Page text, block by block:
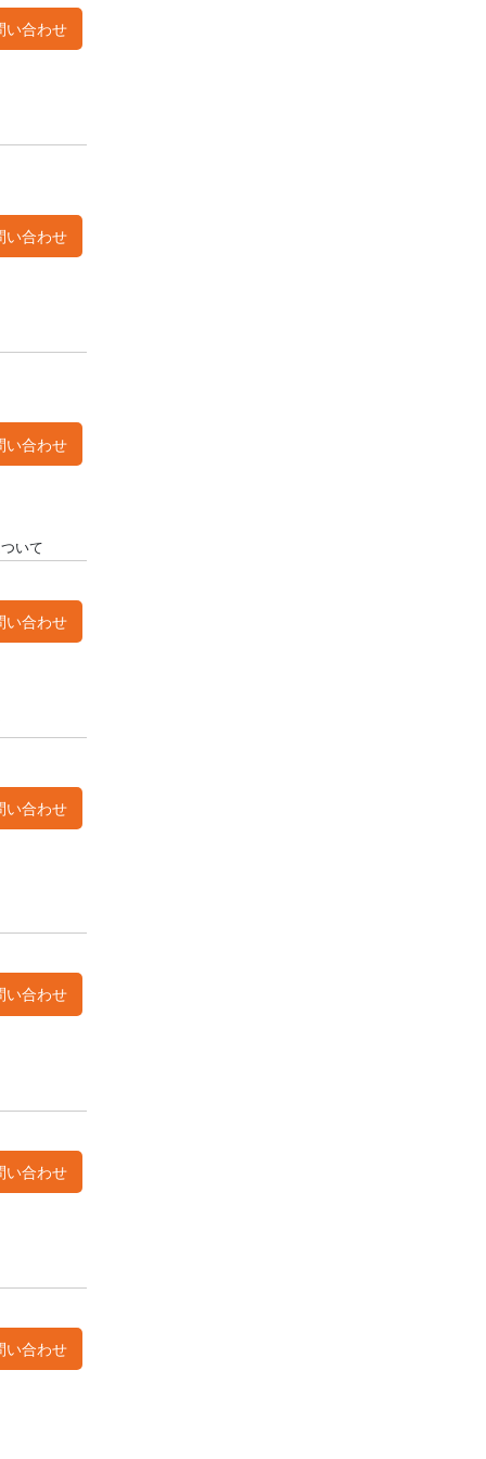
い合わせ
い合わせ
い合わせ
いて
い合わせ
い合わせ
い合わせ
い合わせ
い合わせ